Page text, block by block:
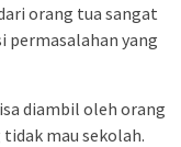
orang tua sangat
permasalahan yang
diambil oleh orang
mau sekolah.